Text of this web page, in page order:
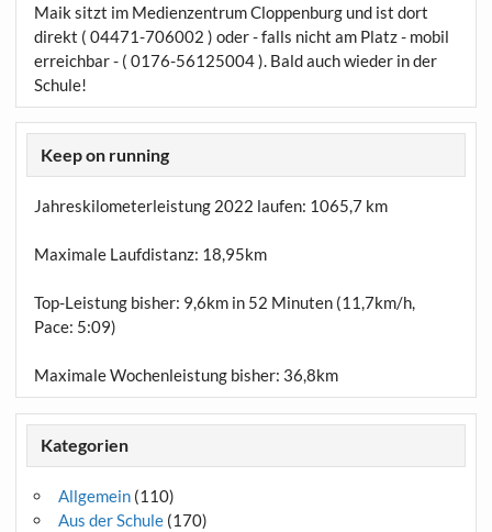
Maik sitzt im Medienzentrum Cloppenburg und ist dort
direkt ( 04471-706002 ) oder - falls nicht am Platz - mobil
erreichbar - ( 0176-56125004 ). Bald auch wieder in der
Schule!
Keep on running
Jahreskilometerleistung 2022 laufen: 1065,7 km
Maximale Laufdistanz: 18,95km
Top-Leistung bisher: 9,6km in 52 Minuten (11,7km/h,
Pace: 5:09)
Maximale Wochenleistung bisher: 36,8km
Kategorien
Allgemein(110)
Aus der Schule(170)